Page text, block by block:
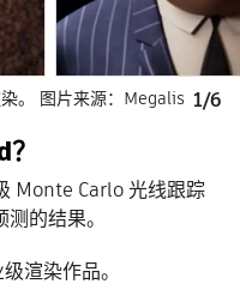
Monte Carlo 光线跟踪
的结果。
渲染作品。
。 图片来源：Megalis 1/6